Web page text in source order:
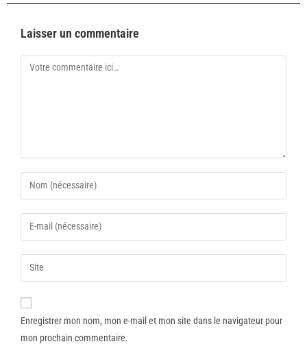
Laisser un commentaire
Enregistrer mon nom, mon e-mail et mon site dans le navigateur pour
mon prochain commentaire.